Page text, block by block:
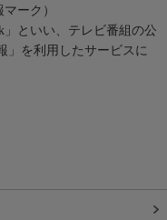
ーク）
」といい、テレビ番組の公
」を利用したサービスに